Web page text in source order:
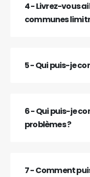
4 - Livrez-vous
communes
5 - Qui puis-je
6 - Qui puis-je
problèmes ?
7 - Comment